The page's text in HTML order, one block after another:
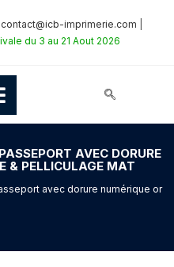
contact@icb-imprimerie.com
du 3 au 21 Aout 2026
AVEC DORURE
& PELLICULAGE MAT
avec dorure numérique or